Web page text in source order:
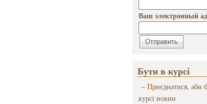
Ваш электронный
Бути в курсі
– Приєднатися, аби
курсі новин